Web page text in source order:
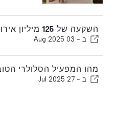
השקעה של 125 מיליון אירו בפיתוח אלגרבה
ב - 03 Aug 2025
מהו המפעיל הסלולרי
ב - 27 Jul 2025